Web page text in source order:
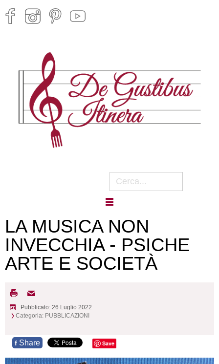
LA MUSICA NON
INVECCHIA - PSICHE
ARTE E SOCIETÀ
Pubblicato: 26 Luglio 2022
Categoria: PUBBLICAZIONI
f Share Save